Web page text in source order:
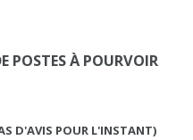
POSTES À POURVOIR
D'AVIS POUR L'INSTANT)